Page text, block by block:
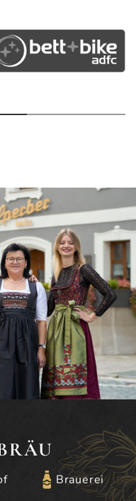
Brauerei